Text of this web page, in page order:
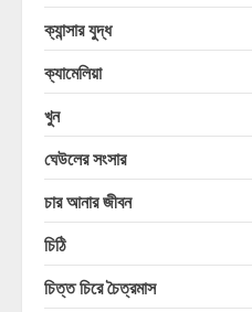
ক্যান্সার যুদ্ধ
ক্যামেলিয়া
খুন
ঘেউলের সংসার
চার আনার জীবন
চিঠি
চিত্ত চিরে চৈত্রমাস